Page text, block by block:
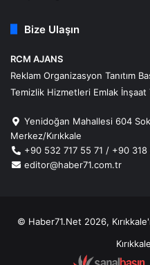
Bize Ulaşın
RCM AJANS
Reklam Organizasyon Tanıtım
Temizlik Hizmetleri Emlak
Yenidoğan Mahallesi 604
Merkez/Kırıkkale
+90 532 717 55 71 / +90 318
editor@haber71.com.tr
© Haber71.Net 2026,